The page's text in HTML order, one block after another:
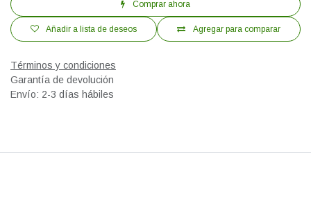
Comprar ahora
Agregar para comparar
Añadir a lista de deseos
Términos y condiciones
Garantía de devolución
Envío: 2-3 días hábiles